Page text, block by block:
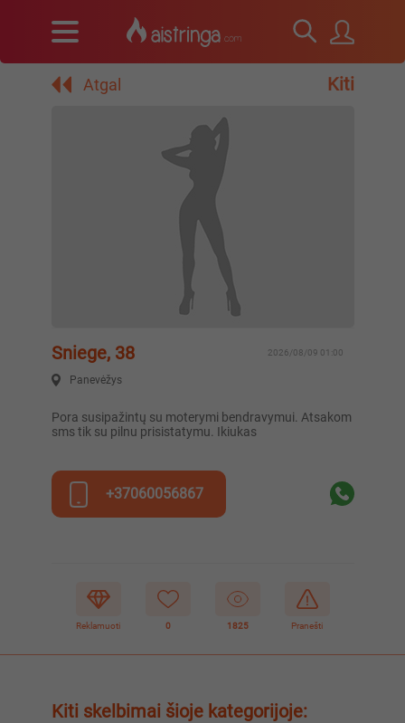
Atgal Kiti
Sniege, 38 2026/08/09 01:00
Panevėžys
Pora susipažintų su moterymi bendravymui. Atsakom
sms tik su pilnu prisistatymu. Ikiukas
+37060056867
Reklamuoti 0 1825 Pranešti
Kiti skelbimai šioje kategorijoje: